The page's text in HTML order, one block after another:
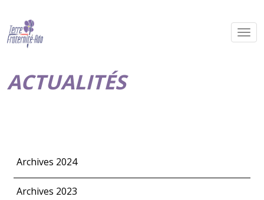
ACTUALITÉS
Archives 2024
Archives 2023